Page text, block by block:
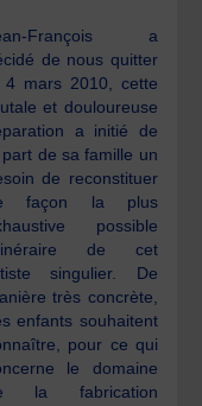
François a
de nous quitter
4 mars 2010, cette
et douloureuse
a initié de
part de sa famille un
de reconstituer
façon la plus
possible
de cet
singulier. De
très concrète,
enfants souhaitent
pour ce qui
le domaine
la fabrication